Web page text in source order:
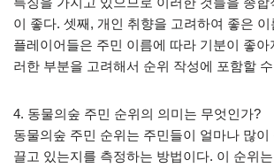
이 좋다. 셋째, 개인 취향을 고려하여 좋은
플레이어들은 주민 이름에 따라 기분이 좋아
러한 부분을 고려해서 순위 작성에 포함할
4. 동물의숲 주민 순위의 의미는 무엇인가?
동물의숲 주민 순위는 주민들이 얼마나 많
끌고 있는지를 측정하는 방법이다. 이 순위